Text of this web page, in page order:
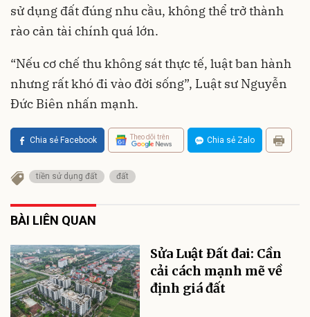
sử dụng đất đúng nhu cầu, không thể trở thành
rào cản tài chính quá lớn.
“Nếu cơ chế thu không sát thực tế, luật ban hành
nhưng rất khó đi vào đời sống”, Luật sư Nguyễn
Đức Biên nhấn mạnh.
Chia sẻ Facebook Theo dõi trên Chia sẻ Zalo
tiền sử dụng đất đất
BÀI LIÊN QUAN
Sửa Luật Đất đai: Cần
cải cách mạnh mẽ về
định giá đất